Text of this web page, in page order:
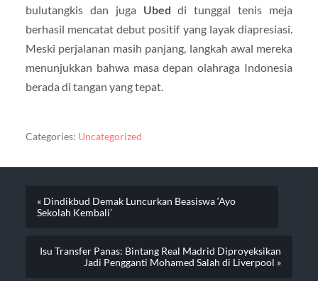
bulutangkis dan juga Ubed di tunggal tenis meja
berhasil mencatat debut positif yang layak diapresiasi.
Meski perjalanan masih panjang, langkah awal mereka
menunjukkan bahwa masa depan olahraga Indonesia
berada di tangan yang tepat.
Categories: Uncategorized
« Dindikbud Demak Luncurkan Beasiswa ‘Ayo
Sekolah Kembali’
Isu Transfer Panas: Bintang Real Madrid Diproyeksikan
Jadi Pengganti Mohamed Salah di Liverpool »